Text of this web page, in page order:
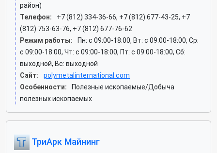
район)
Телефон:
+7 (812) 334-36-66, +7 (812) 677-43-25, +7
(812) 753-63-76, +7 (812) 677-76-62
Режим работы:
Пн: c 09:00-18:00, Вт: c 09:00-18:00, Ср:
c 09:00-18:00, Чт: c 09:00-18:00, Пт: c 09:00-18:00, Сб:
выходной, Вс: выходной
Сайт:
polymetalinternational.com
Особенности:
Полезные ископаемые/Добыча
полезных ископаемых
ТриАрк Майнинг